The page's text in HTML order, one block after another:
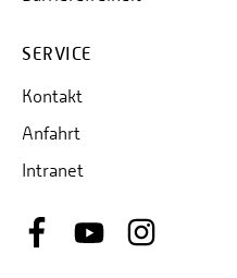
SERVICE
Kontakt
Anfahrt
Intranet